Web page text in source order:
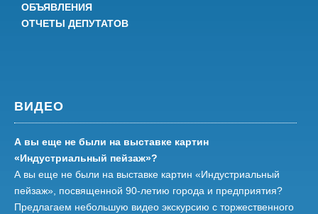
ОБЪЯВЛЕНИЯ
ОТЧЕТЫ ДЕПУТАТОВ
ВИДЕО
А вы еще не были на выставке картин
«Индустриальный пейзаж»?
А вы еще не были на выставке картин «Индустриальный
пейзаж», посвященной 90-летию города и предприятия?
Предлагаем небольшую видео экскурсию с торжественного